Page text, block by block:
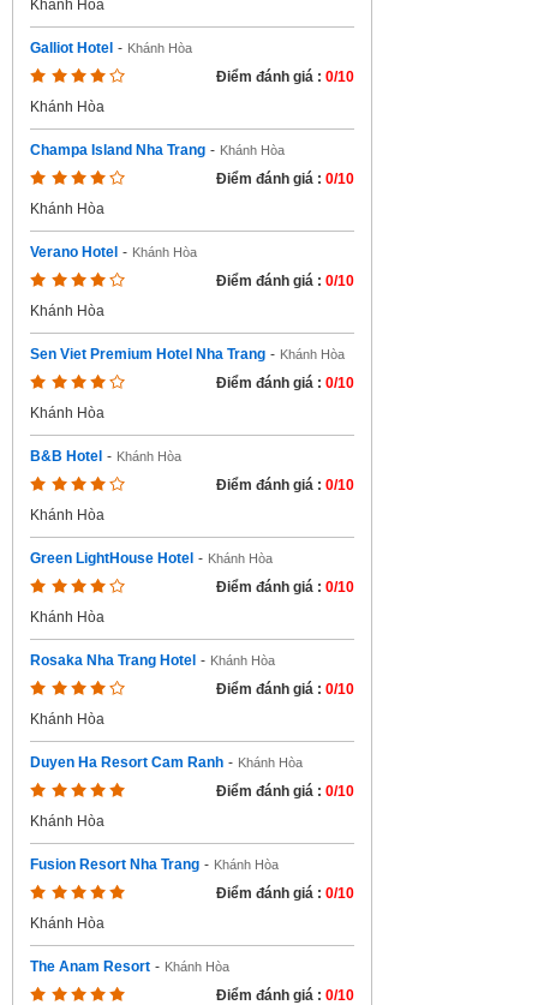
Khánh Hòa
Galliot Hotel - Khánh Hòa
Điểm đánh giá : 0/10
Khánh Hòa
Champa Island Nha Trang - Khánh Hòa
Điểm đánh giá : 0/10
Khánh Hòa
Verano Hotel - Khánh Hòa
Điểm đánh giá : 0/10
Khánh Hòa
Sen Viet Premium Hotel Nha Trang - Khánh Hòa
Điểm đánh giá : 0/10
Khánh Hòa
B&B Hotel - Khánh Hòa
Điểm đánh giá : 0/10
Khánh Hòa
Green LightHouse Hotel - Khánh Hòa
Điểm đánh giá : 0/10
Khánh Hòa
Rosaka Nha Trang Hotel - Khánh Hòa
Điểm đánh giá : 0/10
Khánh Hòa
Duyen Ha Resort Cam Ranh - Khánh Hòa
Điểm đánh giá : 0/10
Khánh Hòa
Fusion Resort Nha Trang - Khánh Hòa
Điểm đánh giá : 0/10
Khánh Hòa
The Anam Resort - Khánh Hòa
Điểm đánh giá : 0/10